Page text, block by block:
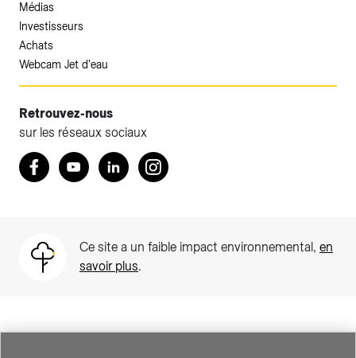
Médias
Investisseurs
Achats
Webcam Jet d'eau
Retrouvez-nous
sur les réseaux sociaux
Retrouvez nous sur Facebook
YoutubeLinkedInInstagram
Ce site a un faible impact environnemental, en
savoir plus.
Accéder à votre espace client SIG.
Votre espace client SIG n'est pas optimisé pour une
Particuliers)